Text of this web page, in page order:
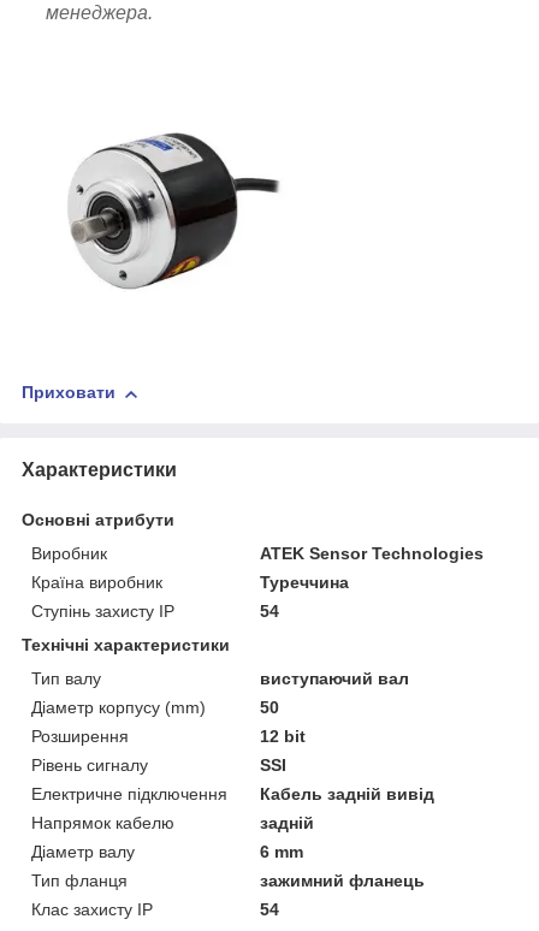
менеджера.
Приховати
Характеристики
Основні атрибути
Виробник
ATEK Sensor Technologies
Країна виробник
Туреччина
Ступінь захисту IP
54
Технічні характеристики
Тип валу
виступаючий вал
Діаметр корпусу (mm)
50
Розширення
12 bit
Рівень сигналу
SSI
Електричне підключення
Кабель задній вивід
Напрямок кабелю
задній
Діаметр валу
6 mm
Тип фланця
зажимний фланець
Клас захисту ІР
54